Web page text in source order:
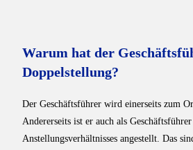
Warum hat der
Doppelstellung?
Der Geschäftsführer wird einerseits zum
Andererseits ist er auch als
Anstellungsverhältnisses angestellt. Das